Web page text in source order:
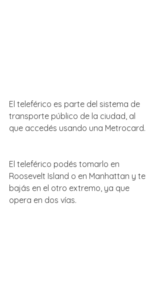
El teleférico es parte del sistema de
transporte público de la ciudad, al
que accedés usando una Metrocard.
El teleférico podés tomarlo en
Roosevelt Island o en Manhattan y te
bajás en el otro extremo, ya que
opera en dos vías.